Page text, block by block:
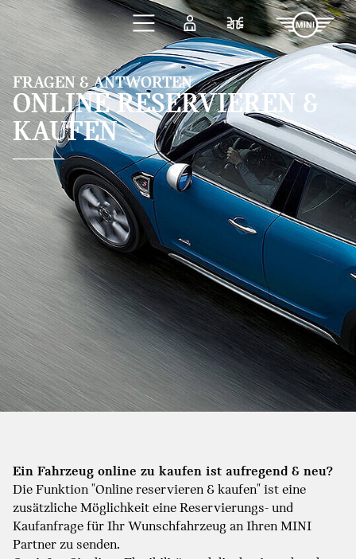
Zum Hauptinhalt springen
Anmelden
FRAGEN & ANTWORTEN
ONLINE RESERVIEREN &
KAUFEN
Ein Fahrzeug online zu kaufen ist aufregend & neu?
Die Funktion "Online reservieren & kaufen" ist eine
zusätzliche Möglichkeit eine Reservierungs- und
Kaufanfrage für Ihr Wunschfahrzeug an Ihren MINI
Partner zu senden.